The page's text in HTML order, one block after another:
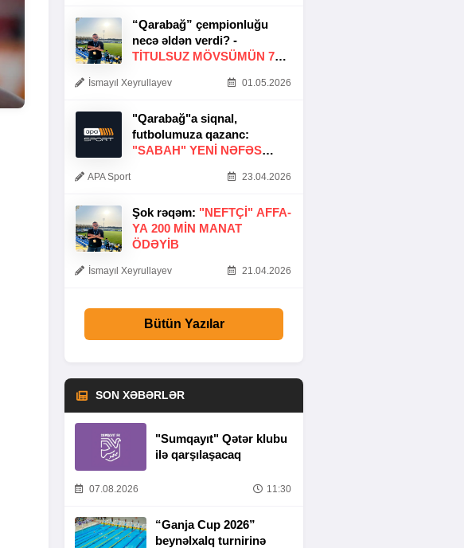
“Qarabağ” çempionluğu
necə əldən verdi? -
TITULSUZ MÖVSÜMÜN 7
İsmayıl Xeyrullayev 01.05.2026
"Qarabağ"a siqnal,
futbolumuza qazanc:
"SABAH" YENI NƏFƏS
APA Sport 23.04.2026
Şok rəqəm: "NEFTÇI" AFFA-
YA 200 MIN MANAT
ÖDƏYIB
İsmayıl Xeyrullayev 21.04.2026
Bütün Yazılar
SON XƏBƏRLƏR
"Sumqayıt" Qətər klubu
ilə qarşılaşacaq
07.08.2026 11:30
“Ganja Cup 2026”
beynəlxalq turnirinə